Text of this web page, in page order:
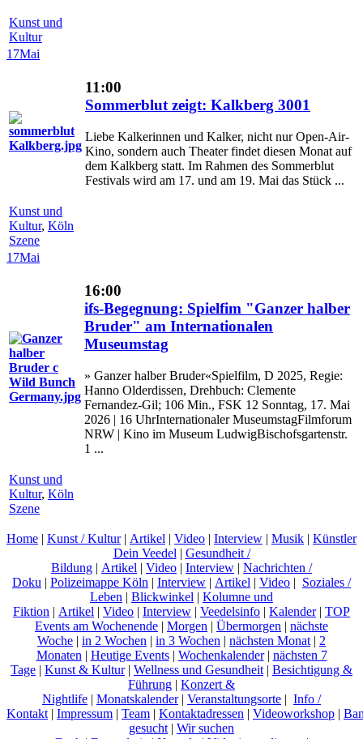
Kunst und
Kultur
17Mai
11:00
Sommerblut zeigt: Kalkberg 3001
Liebe Kalkerinnen und Kalker, nicht nur Open-Air-
Kino, sondern auch Theater findet diesen Monat auf
dem Kalkberg statt. Im Rahmen des Sommerblut
Festivals wird am 17. und am 19. Mai das Stück ...
Kunst und
Kultur, Köln
Szene
17Mai
16:00
ifs-Begegnung: Spielfim "Ganzer halber
Bruder" am Internationalen
Museumstag
» Ganzer halber Bruder«Spielfilm, D 2025, Regie:
Hanno Olderdissen, Drehbuch: Clemente
Fernandez-Gil; 106 Min., FSK 12 Sonntag, 17. Mai
2026 | 16 UhrInternationaler MuseumstagFilmforum
NRW | Kino im Museum LudwigBischofsgartenstr.
1 ...
Kunst und
Kultur, Köln
Szene
Home | Kunst / Kultur| Artikel | Video | Interview | Musik | Künstler
Dein Veedel | Gesundheit /
Bildung | Artikel | Video | Interview | Nachrichten /
Doku | Polizeimappe Köln | Interview | Artikel | Video | Soziales /
Leben | Blickwinkel | Kolumne und
Fiktion | Artikel | Video | Interview | Veedelsinfo | Kalender| TOP
Events am Wochenende | Morgen | Übermorgen | nächste
Woche | in 2 Wochen | in 3 Wochen | nächsten Monat | 2
Monaten | Heutige Events| Wochenkalender| nächsten 7
Tage | Kunst & Kultur| Wellness und Gesundheit | Besichtigung &
Führung | Konzert &
Nightlife | Monatskalender| Veranstaltungsorte | Info /
Kontakt | Impressum | Team | Kontaktadressen | Videoworkshop |
gesucht | Wir suchen